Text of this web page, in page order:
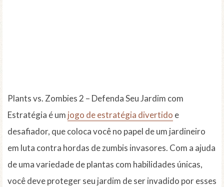
Plants vs. Zombies 2 – Defenda Seu Jardim com
Estratégia é um jogo de estratégia divertido e
desafiador, que coloca você no papel de um jardineiro
em luta contra hordas de zumbis invasores. Com a ajuda
de uma variedade de plantas com habilidades únicas,
você deve proteger seu jardim de ser invadido por esses